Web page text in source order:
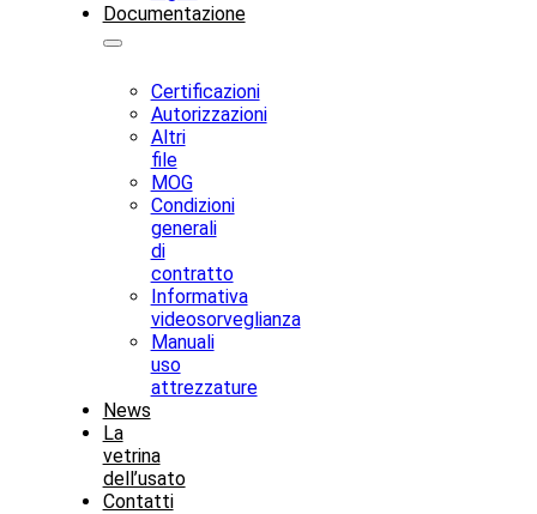
Documentazione
Certificazioni
Autorizzazioni
Altri
file
MOG
Condizioni
generali
di
contratto
Informativa
videosorveglianza
Manuali
uso
attrezzature
News
La
vetrina
dell’usato
Contatti